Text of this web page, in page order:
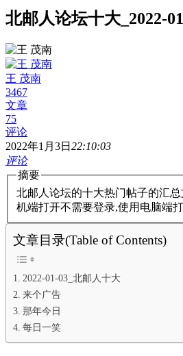
北邮人论坛十大_2022-
王 茂南
3467
文章
75
评论
2022年1月3日 22:10:03
评论
摘要
北邮人论坛的十大热门帖子的汇总
机端打开不需要登录,使用电脑端
文章目录(Table of Contents)
2022-01-03_北邮人十大
来个广告
那年今日
每日一笑